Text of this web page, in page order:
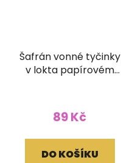
Šafrán vonné tyčinky
v lokta papírovém
89 Kč
DO KOŠÍKU